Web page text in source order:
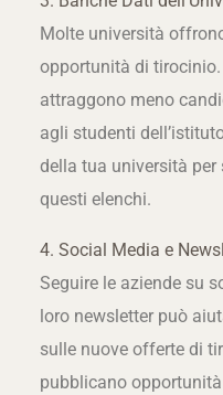
Molte università
opportunità di
attraggono meno
agli studenti
della tua università per
questi elenchi.
4. Social Media e
Seguire le aziende su
loro newsletter può
sulle nuove offerte di
pubblicano